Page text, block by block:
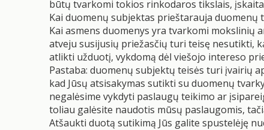
būtų tvarkomi tokios rinkodaros tikslais,
Kai duomenų subjektas prieštarauja
Kai asmens duomenys yra tvarkomi
atveju susijusių priežasčių turi teisę nesutikti,
atlikti užduotį, vykdomą dėl viešojo intereso
Pastaba: duomenų subjektų teisės turi įvairių
kad Jūsų atsisakymas sutikti su duomenų
negalėsime vykdyti paslaugų teikimo ar
toliau galėsite naudotis mūsų paslaugomis,
Atšaukti duotą sutikimą Jūs galite spustelėję